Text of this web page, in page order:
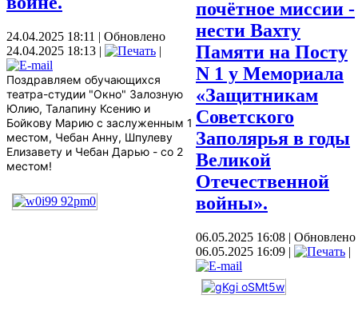
24.04.2025 18:11 | Обновлено
24.04.2025 18:13 | |
Поздравляем обучающихся
театра-студии "Окно" Залозную
Юлию, Талапину Ксению и
Бойкову Марию с заслуженным 1
местом, Чебан Анну, Шпулеву
Елизавету и Чебан Дарью - со 2
местом!
почётное миссии -
нести Вахту
Памяти на Посту
N 1 у Мемориала
«Защитникам
Советского
Заполярья в годы
Великой
Отечественной
войны».
06.05.2025 16:08 | Обновлено
06.05.2025 16:09 | |